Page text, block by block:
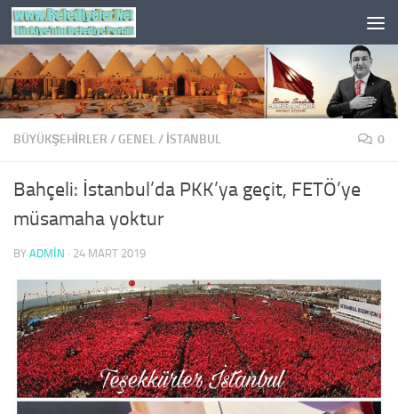
Skip to content
BÜYÜKŞEHİRLER / GENEL/ İSTANBUL 0
Bahçeli: İstanbul’da PKK’ya geçit, FETÖ’ye
müsamaha yoktur
BY ADMIN · 24 MART 2019